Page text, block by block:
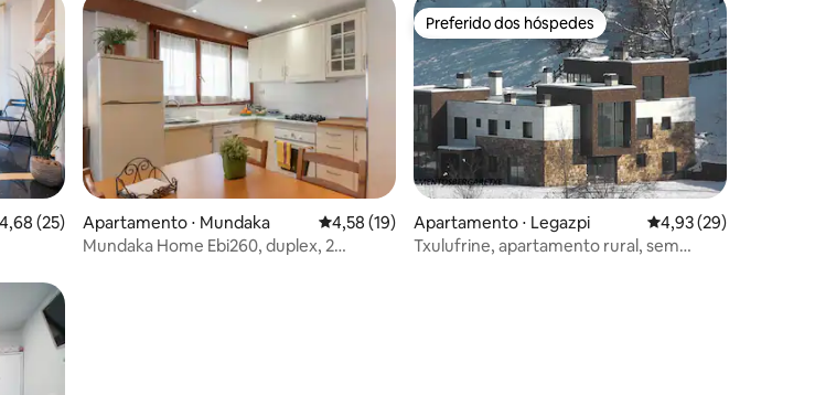
de uma avaliação média de 5, 25 avaliações
4,68 (25)
Apartamento ⋅ Mundaka 4,58 de uma avaliação média de 5, 19 avaliações
4,58 (19)
Mundaka Home Ebi260, duplex, 2
Preferido dos hóspedes
Preferido dos hóspedes
Apartamento ⋅ Legazpi 4,93 de uma
4,93 (29)
Txulufrine, apartamento rural, sem